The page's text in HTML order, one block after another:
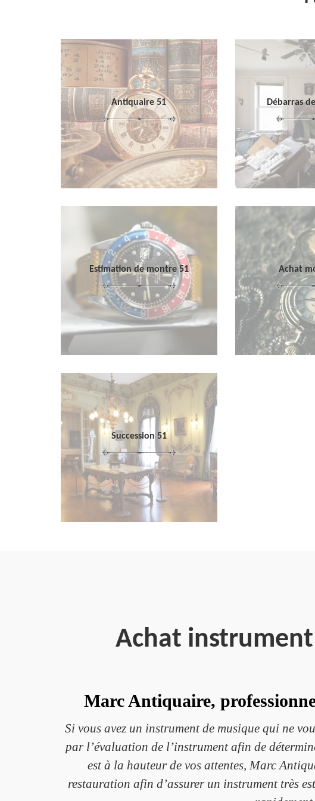
Antiquaire 51 Débarras
Estimation de montre 51 Achat
Succession 51
Achat
Marc Antiquaire,
Si vous avez un instrument de musique qui ne
par l’évaluation de l’instrument afin de
est à la hauteur de vos attentes, Marc
restauration afin d’assurer un instrument très